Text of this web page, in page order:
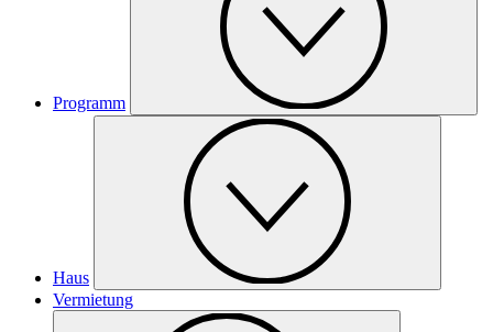
Programm
Haus
Vermietung